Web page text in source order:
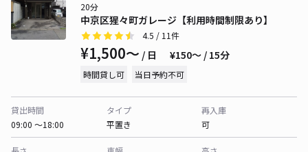
中京区猩々町ガレージ【利用時間制限あり】
20分
4.5 / 11件
¥1,500〜 / 日 ¥150〜 / 15分
時間貸し可 当日予約不可
貸出時間
09:00 〜18:00
タイプ
平置き
再入庫
可